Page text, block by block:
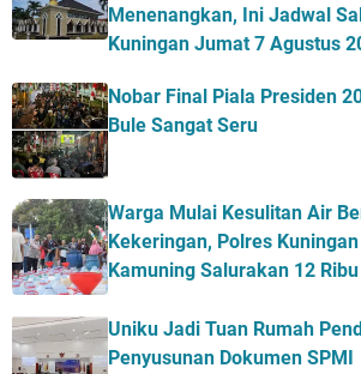
Menenangkan, Ini Jadwal
Kuningan Jumat 7 Agustus
Nobar Final Piala Presiden
Bule Sangat Seru
Warga Mulai Kesulitan Air
Kekeringan, Polres
Kamuning Salurakan 12
Uniku Jadi Tuan Rumah
Penyusunan Dokumen SPMI